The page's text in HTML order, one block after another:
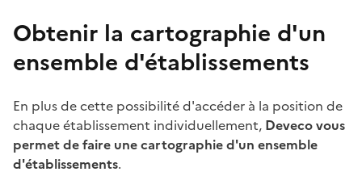
Obtenir la cartographie d'un
ensemble d'établissements
En plus de cette possibilité d'accéder à la position de
chaque établissement individuellement, Deveco vous
permet de faire une cartographie d'un ensemble
d'établissements.